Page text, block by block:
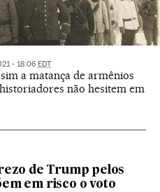
- 18:06 EDT
a matança de armênios
não hesitem em
de Trump pelos
em risco o voto